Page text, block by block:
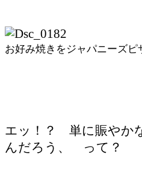
お好み焼きをジャパニーズピ
エッ！？ 単に賑やか
んだろう、 って？